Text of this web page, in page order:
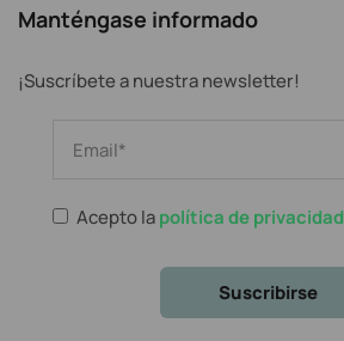
Manténgase informado
¡Suscríbete a nuestra newsletter!
Acepto lapolítica de privacidad